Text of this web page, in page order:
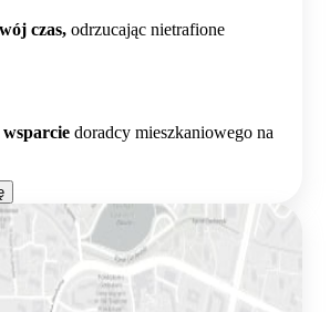
czas, odrzucając nietrafione
doradcy mieszkaniowego na